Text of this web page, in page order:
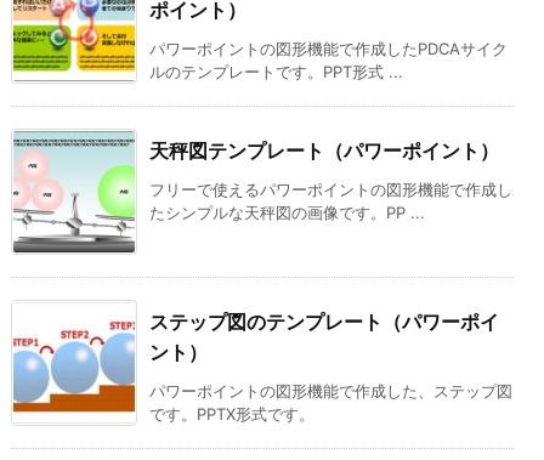
ポイント）
パワーポイントの図形機能で作成したPDCAサイク
ルのテンプレートです。PPT形式 ...
天秤図テンプレート（パワーポイント）
フリーで使えるパワーポイントの図形機能で作成し
たシンプルな天秤図の画像です。PP ...
ステップ図のテンプレート（パワーポイ
ント）
パワーポイントの図形機能で作成した、ステップ図
です。PPTX形式です。